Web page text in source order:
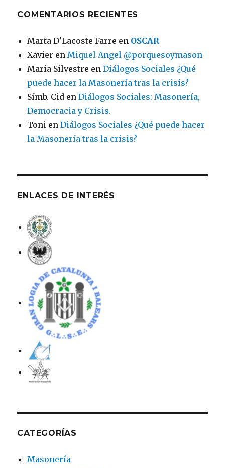
COMENTARIOS RECIENTES
Marta D'Lacoste Farre en OSCAR
Xavier enMiquel Angel @porquesoymason
Maria Silvestre enDiálogos Sociales ¿Qué
puede hacer la Masonería tras la crisis?
Símb. Cid enDiálogos Sociales: Masonería,
Democracia y Crisis.
Toni enDiálogos Sociales ¿Qué puede hacer
la Masonería tras la crisis?
ENLACES DE INTERÉS
CATEGORÍAS
Masonería